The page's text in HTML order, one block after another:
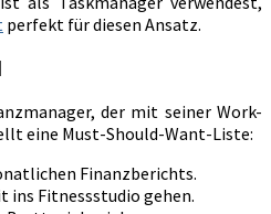
perfekt für diesen Ansatz.
der mit seiner Work-
eine Must-Should-Want-Liste:
Finanzberichts.
ins Fitnessstudio gehen.